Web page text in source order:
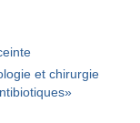
et chirurgie